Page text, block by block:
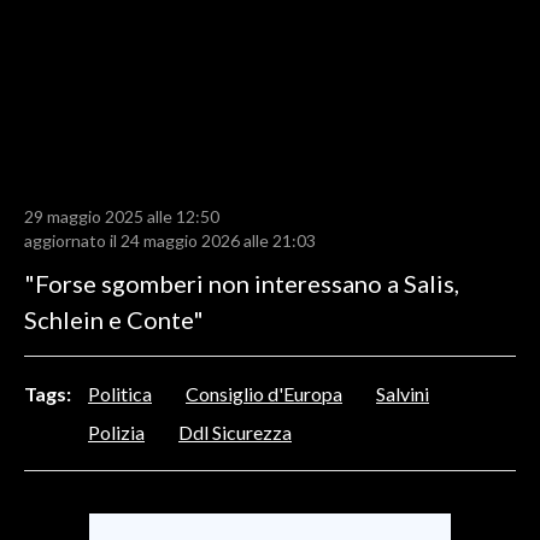
RISULTATI E CLASSIFICHE
CALCIO REGIONALE
BASKET
MOTORI
ALTRI SPORT
29 maggio 2025 alle 12:50
aggiornato il 24 maggio 2026 alle 21:03
"Forse sgomberi non interessano a Salis,
Schlein e Conte"
Tags: Politica Consiglio d'Europa
Salvini
Polizia
Ddl Sicurezza